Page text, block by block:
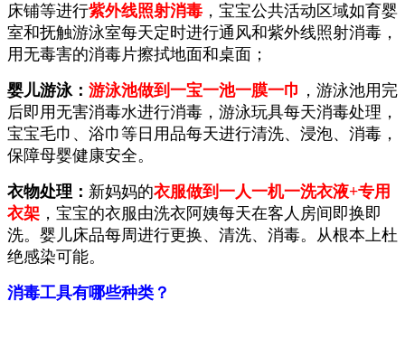
床铺等进行紫外线照射消毒 ，宝宝公共活动区域如育婴
室和抚触游泳室每天定时进行通风和紫外线照射消毒，
用无毒害的消毒片擦拭地面和桌面；
婴儿游泳： 游泳池做到一宝一池一膜一巾 ，游泳池用完
后即用无害消毒水进行消毒，游泳玩具每天消毒处理，
宝宝毛巾、浴巾等日用品每天进行清洗、浸泡、消毒，
保障母婴健康安全。
衣物处理： 新妈妈的衣服做到一人一机一洗衣液+专用
衣架 ，宝宝的衣服由洗衣阿姨每天在客人房间即换即
洗。婴儿床品每周进行更换、清洗、消毒。从根本上杜
绝感染可能。
消毒工具有哪些种类？